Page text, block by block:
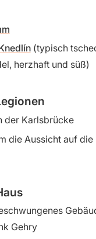
(typisch
herzhaft und süß)
der Karlsbrücke
die Aussicht auf
Gehry